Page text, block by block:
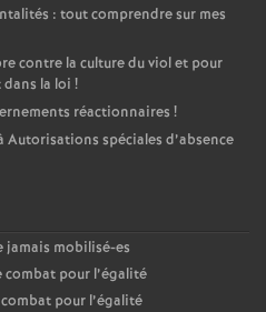
: tout comprendre sur mes
contre la culture du viol et pour
la loi !
réactionnaires !
spéciales d’absence
jamais mobilisé-es
combat pour l’égalité
pour l’égalité